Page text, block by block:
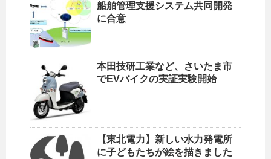
船舶管理支援システム共同開発
に合意
本田技研工業など、さいたま市
でEVバイクの実証実験開始
【東北電力】新しい水力発電所
に子どもたちが絵を描きました